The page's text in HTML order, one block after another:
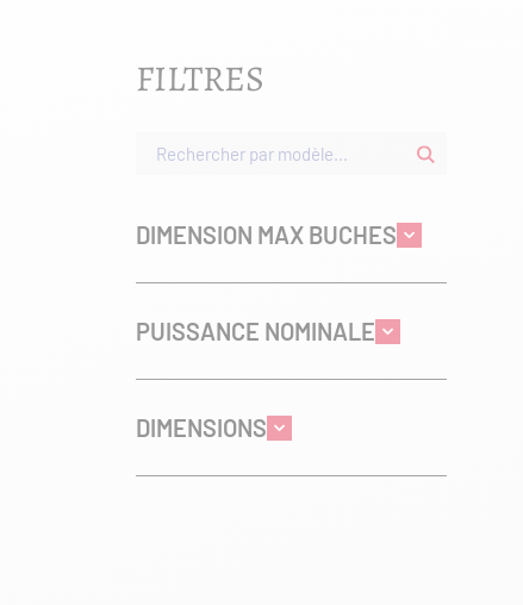
FILTRES
DIMENSION MAX BUCHES
PUISSANCE NOMINALE
DIMENSIONS